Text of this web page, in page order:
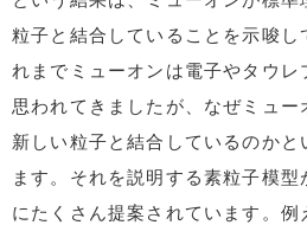
粒子と結合していることを示唆し
れまでミューオンは電子やタウレ
思われてきましたが、なぜミュー
新しい粒子と結合しているのかと
ます。それを説明する素粒子模
にたくさん提案されています。